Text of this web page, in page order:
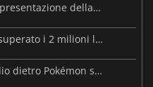
MARVEL Tōkon debutta con la presentazione della roadmap per il primo anno
Resident Evil: Veronica ha già superato i 2 milioni liste dei desideri
Beast of Reincarnation: lo studio dietro Pokémon su una nuova strada